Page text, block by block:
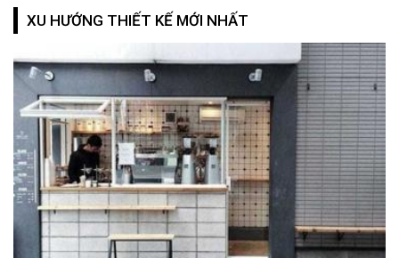
XU HƯỚNG THIẾT KẾ MỚI NHẤT